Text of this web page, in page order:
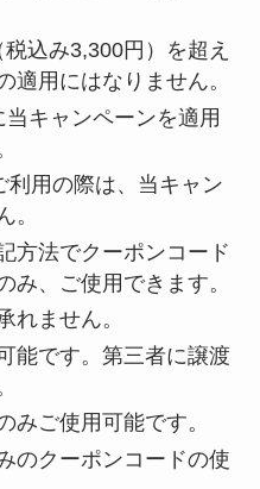
込み3,300円）を超え
適用にはなりません。
キャンペーンを適用
利用の際は、当キャン
。
方法でクーポンコード
み、ご使用できます。
れません。
能です。第三者に譲渡
みご使用可能です。
のクーポンコードの使